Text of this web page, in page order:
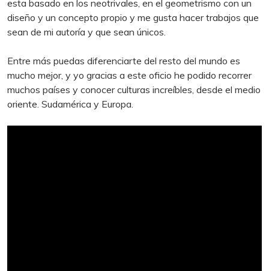
esta basado en los neotrivales, en el geometrismo con un
diseño y un concepto propio y me gusta hacer trabajos que
sean de mi autoría y que sean únicos.
Entre más puedas diferenciarte del resto del mundo es
mucho mejor, y yo gracias a este oficio he podido recorrer
muchos países y conocer culturas increíbles, desde el medio
oriente. Sudamérica y Europa.